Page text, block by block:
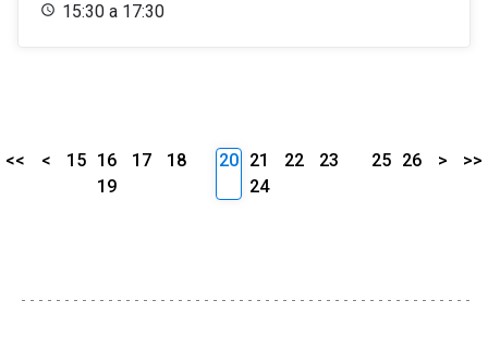
15:30 a 17:30
<< < 15 16 17
18
19
20 21 22
23
24
25 26 > >>